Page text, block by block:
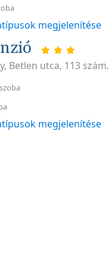
megjelenítése
Betlen utca, 113 szám.
megjelenítése